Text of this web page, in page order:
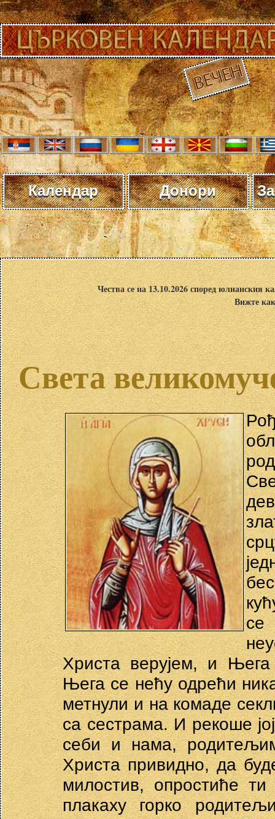
Календар Донори
Чества се на 13.10.2026 според юлианския
Вижте
Света
Христа верујем, и
Њега се нећу одрећи
метнули и на комаде
са сестрама. И рекоше
себи и нама,
Христа привидно, да
милостив, опростиће
плакаху горко